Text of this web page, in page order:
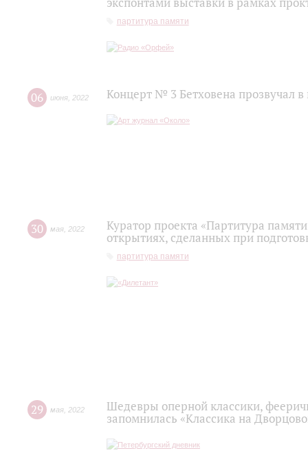
партитура памяти
06 июня 2022 Концерт № 3 Бетховена прозвучал
30 мая 2022
Куратор проекта «Партитура
открытиях, сделанных при
партитура памяти
29 мая 2022
Шедевры оперной классики,
запомнилась «Классика на